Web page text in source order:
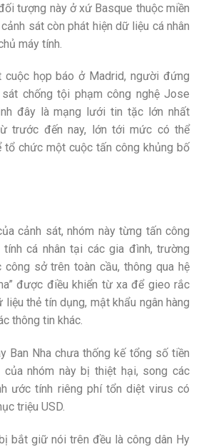
tượng này ở xứ Basque thuộc miền
sát còn phát hiện dữ liệu cá nhân
máy tính.
cuộc họp báo ở Madrid, người đứng
chống tội phạm công nghệ Jose
đây là mạng lưới tin tặc lớn nhất
trước đến nay, lớn tới mức có thể
chức một cuộc tấn công khủng bố
cảnh sát, nhóm này từng tấn công
cá nhân tại các gia đình, trường
sở trên toàn cầu, thông qua hệ
được điều khiển từ xa để gieo rắc
thẻ tín dụng, mật khẩu ngân hàng
thông tin khác.
Ban Nha chưa thống kế tổng số tiền
của nhóm này bị thiệt hại, song các
ước tính riêng phí tổn diệt virus có
triệu USD.
bắt giữ nói trên đều là công dân Hy